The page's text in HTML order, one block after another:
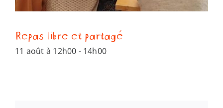
Repas libre et partagé
11 août à 12h00 - 14h00